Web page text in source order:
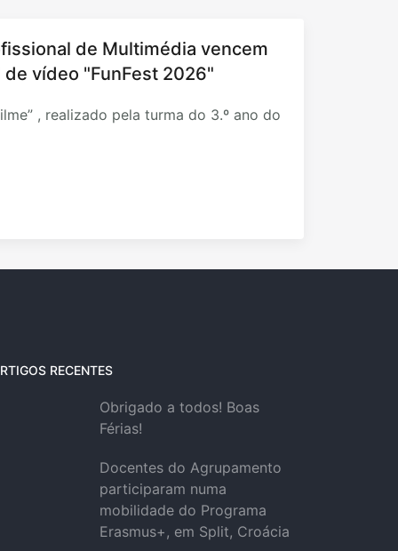
de Multimédia vencem
vídeo "FunFest 2026"
, realizado pela turma do 3.º ano do
RECENTES
Obrigado a todos! Boas
Férias!
Docentes do Agrupamento
participaram numa
mobilidade do Programa
Erasmus+, em Split, Croácia